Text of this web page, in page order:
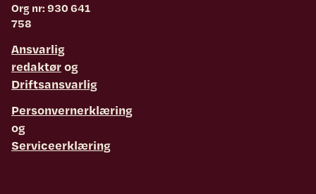
Org nr: 930 641
758
Ansvarlig
redaktørog
Driftsansvarlig
Personvernerklæring
og
Serviceerklæring